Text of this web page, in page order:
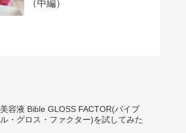
（中編）
美容液 Bible GLOSS FACTOR(バイブ
ル・グロス・ファクター)を試してみた